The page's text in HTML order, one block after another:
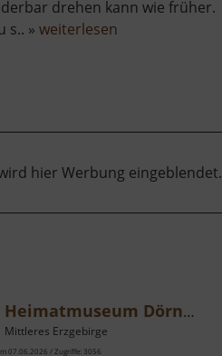
drehen kann wie früher.
s.. »weiterlesen
hier Werbung eingeblendet.
Heimatmuseum Dörnthal
Mittleres Erzgebirge
07.06.2026 / Zugriffe: 3056